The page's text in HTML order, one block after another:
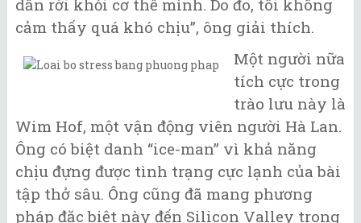
dần rời khỏi cơ thể mình. Do đo, tôi không
cảm thấy quá khó chịu”, ông giải thích.
Một người nữa
tích cực trong
trào lưu này là
Wim Hof, một vận động viên người Hà Lan.
Ông có biệt danh “ice-man” vì khả năng
chịu đựng được tình trạng cực lạnh của bài
tập thở sâu. Ông cũng đã mang phương
pháp đặc biệt này đến Silicon Valley trong